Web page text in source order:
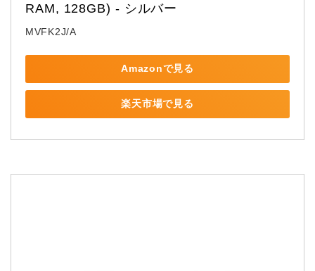
RAM, 128GB) - シルバー
MVFK2J/A
Amazonで見る
楽天市場で見る